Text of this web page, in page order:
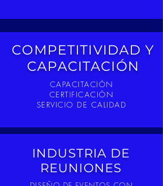
COMPETITIVIDAD Y
CAPACITACIÓN
CAPACITACIÓN
CERTIFICACIÓN
SERVICIO DE CALIDAD
INDUSTRIA DE
REUNIONES